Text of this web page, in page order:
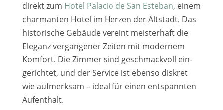
direkt zum Hotel Palacio de San Esteban, einem
char­man­ten Hotel im Herzen der Altstadt. Das
his­to­ri­sche Gebäude ver­eint meis­ter­haft die
Eleganz ver­gan­ge­ner Zeiten mit moder­nem
Komfort. Die Zimmer sind geschmack­voll ein­
ge­rich­tet, und der Service ist eben­so dis­kret
wie auf­merk­sam – ide­al für einen ent­spann­ten
Aufenthalt.